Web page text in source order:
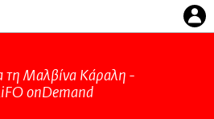
τη Μαλβίνα Κάραλη -
onDemand